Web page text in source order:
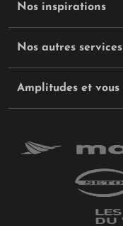
Nos inspirations
Nos autres services
Amplitudes et vous